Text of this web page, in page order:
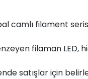
camlı filament
filaman LED,
satışlar için